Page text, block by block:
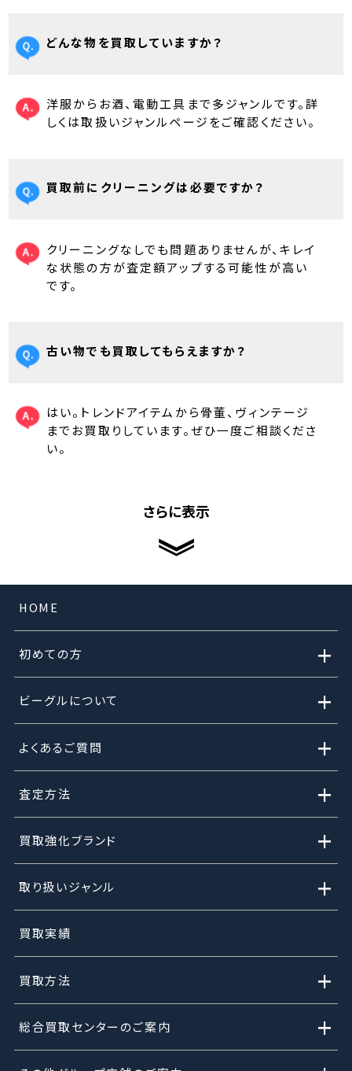
どんな物を買取していますか？
洋服からお酒、電動工具まで多ジャンルです。詳
しくは取扱いジャンルページをご確認ください。
買取前にクリーニングは必要ですか？
クリーニングなしでも問題ありませんが、キレイ
な状態の方が査定額アップする可能性が高い
です。
古い物でも買取してもらえますか？
はい。トレンドアイテムから骨董、ヴィンテージ
までお買取りしています。ぜひ一度ご相談くださ
い。
さらに表示
HOME
初めての方 +
ビーグルについて +
よくあるご質問 +
査定方法 +
買取強化ブランド +
取り扱いジャンル +
買取実績
買取方法 +
総合買取センターのご案内 +